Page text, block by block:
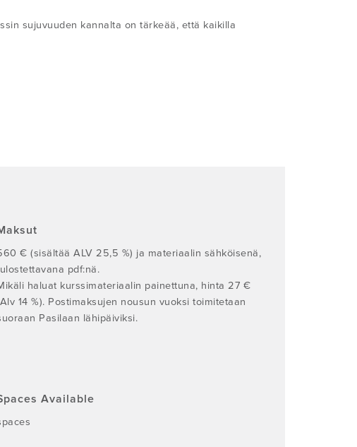
sujuvuuden kannalta on tärkeää, että kaikilla
€ (sisältää ALV 25,5 %) ja materiaalin sähköisenä,
pdf:nä.
haluat kurssimateriaalin painettuna, hinta 27 €
14 %). Postimaksujen nousun vuoksi toimitetaan
Pasilaan lähipäiviksi.
Available